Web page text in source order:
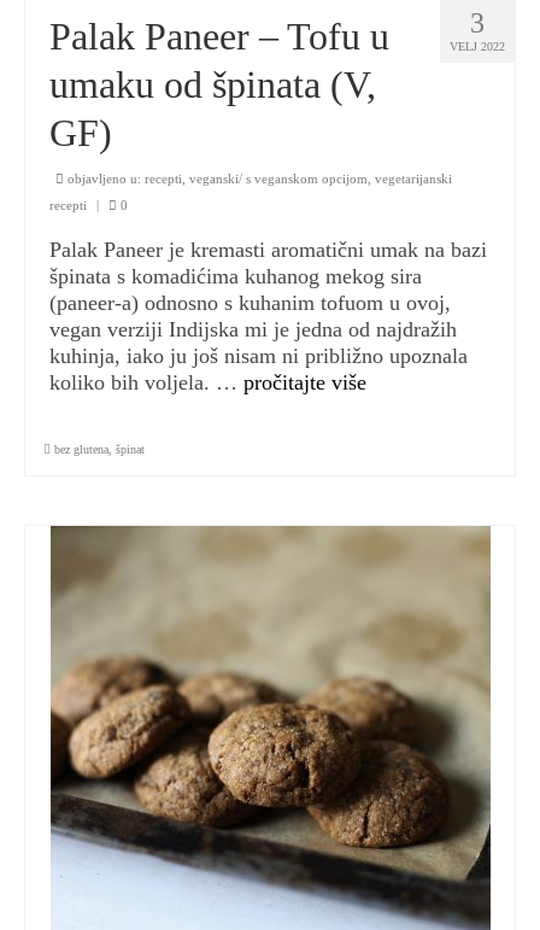
3
VELJ 2022
Palak Paneer – Tofu u
umaku od špinata (V,
GF)
objavljeno u: recepti veganski/ s veganskom opcijom vegetarijanski
recepti
| 0
Palak Paneer je kremasti aromatični umak na bazi
špinata s komadićima kuhanog mekog sira
(paneer-a) odnosno s kuhanim tofuom u ovoj,
vegan verziji Indijska mi je jedna od najdražih
kuhinja, iako ju još nisam ni približno upoznala
koliko bih voljela. … pročitajte više
bez glutena špinat